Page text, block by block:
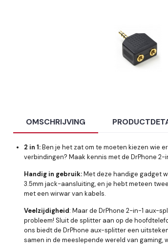
OMSCHRIJVING
2 in 1:Ben je het zat om te moeten kiezen wie
verbindingen? Maak kennis met de DrPhone
Handig in gebruik:Met deze handige gadget
3.5mm jack-aansluiting, en je hebt meteen
met een wirwar van kabels.
Veelzijdigheid: Maar de DrPhone 2-in-1 aux-
probleem! Sluit de splitter aan op de
ons biedt de DrPhone aux-splitter een
samen in de meeslepende wereld van